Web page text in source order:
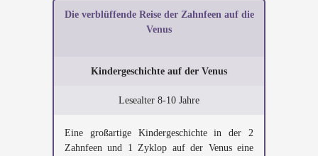
Die verblüffende Reise der Zahnfeen auf die
Venus
Kindergeschichte auf der Venus
Lesealter 8-10 Jahre
Eine großartige Kindergeschichte in der 2
Zahnfeen und 1 Zyklop auf der Venus eine